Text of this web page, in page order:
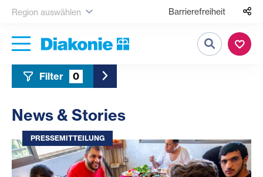
Region auswählen Barrierefreiheit
Suche
Filter 0 Toggle Sidebar Filter
News & Stories
PRESSEMITTEILUNG